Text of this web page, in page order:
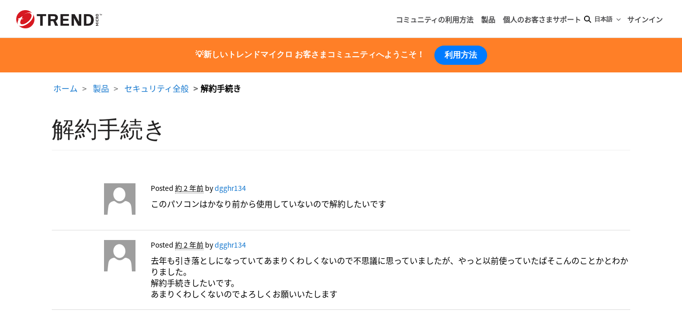
コミュニティの利用方法 製品 個人のお客さまサポート 日本語 サインイン
💡新しいトレンドマイクロ お客さまコミュニティへようこそ！ 利用方法
ホーム 製品 セキュリティ全般 解約手続き
解約手続き
Posted 約 2 年前 bydgghr134
このパソコンはかなり前から使用していないので解約したいです
Posted 約 2 年前 bydgghr134
去年も引き落としになっていてあまりくわしくないので不思議に思っていましたが、やっと以前使っていたぱそこんのことかとわか
りました。
解約手続きしたいです。
あまりくわしくないのでよろしくお願いいたします